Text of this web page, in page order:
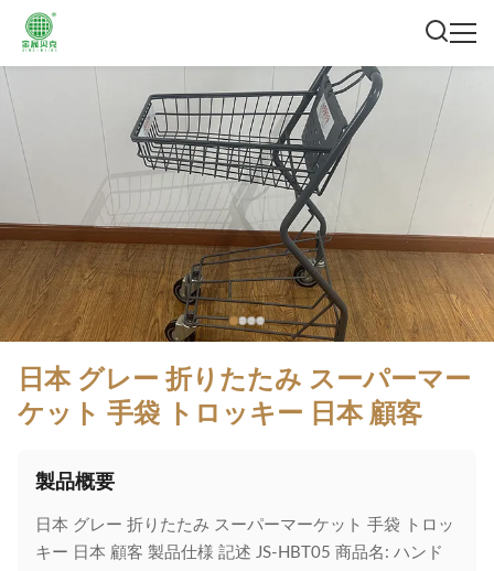
日本 グレー 折りたたみ スーパーマー
ケット 手袋 トロッキー 日本 顧客
製品概要
日本 グレー 折りたたみ スーパーマーケット 手袋 トロッ
キー 日本 顧客 製品仕様 記述 JS-HBT05 商品名: ハンド